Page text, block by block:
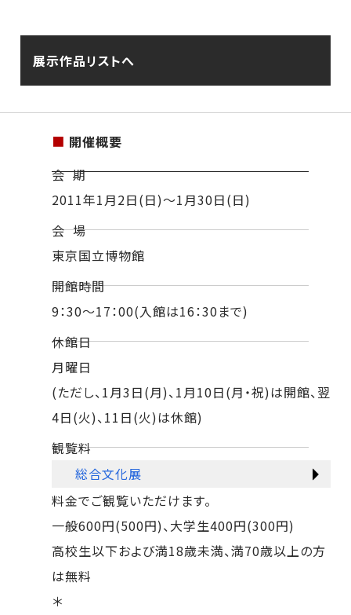
展示作品リストへ
■ 開催概要
会 期
2011年1月2日(日)～1月30日(日)
会 場
東京国立博物館
開館時間
9：30～17：00(入館は16：30まで)
休館日
月曜日
(ただし、1月3日(月)、1月10日(月・祝)は開館、翌
4日(火)、11日(火)は休館)
観覧料
総合文化展
料金でご観覧いただけます。
一般600円(500円)、大学生400円(300円)
高校生以下および満18歳未満、満70歳以上の方
は無料
＊